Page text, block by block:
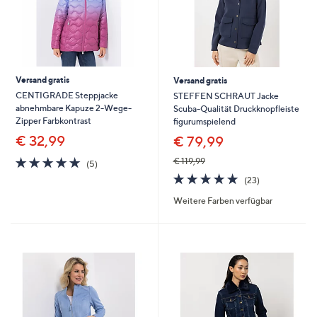
Versand gratis
CENTIGRADE Steppjacke
abnehmbare Kapuze 2-Wege-
Zipper Farbkontrast
€ 32,99
5.0
von
(5)5
Versand gratis
STEFFEN SCHRAUT Jacke
Scuba-Qualität Druckknopfleiste
figurumspielend
€ 79,99
€ 119,99
4.9
von
5
(23)23
Weitere Farben verfügbar